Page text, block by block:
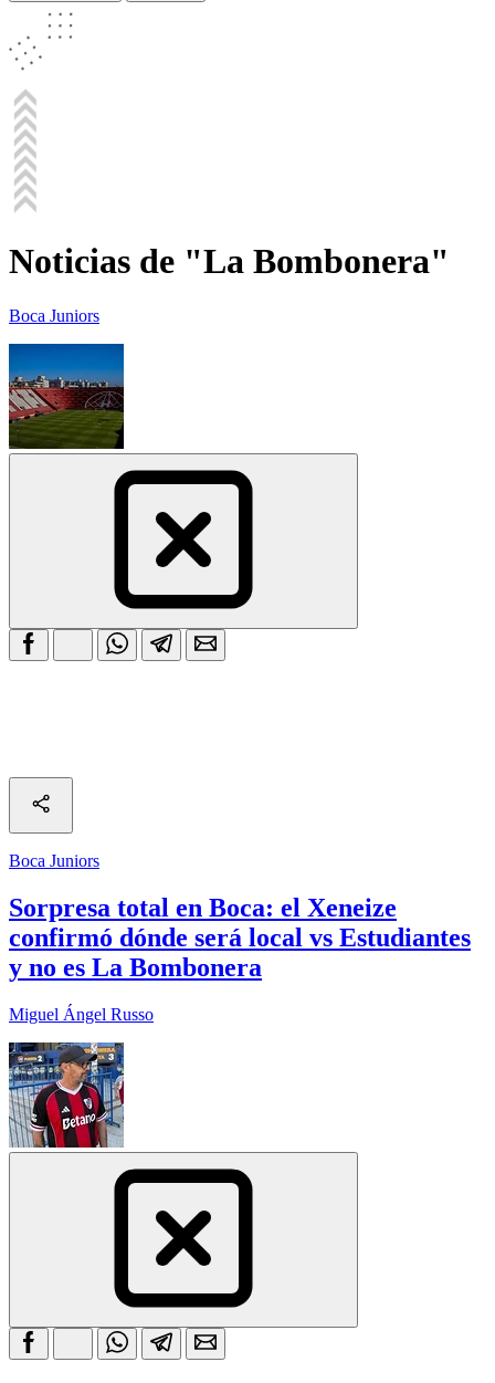
Noticias de "La Bombonera"
Boca Juniors
Boca Juniors
Sorpresa total en Boca: el Xeneize
confirmó dónde será local vs Estudiantes
y no es La Bombonera
Miguel Ángel Russo